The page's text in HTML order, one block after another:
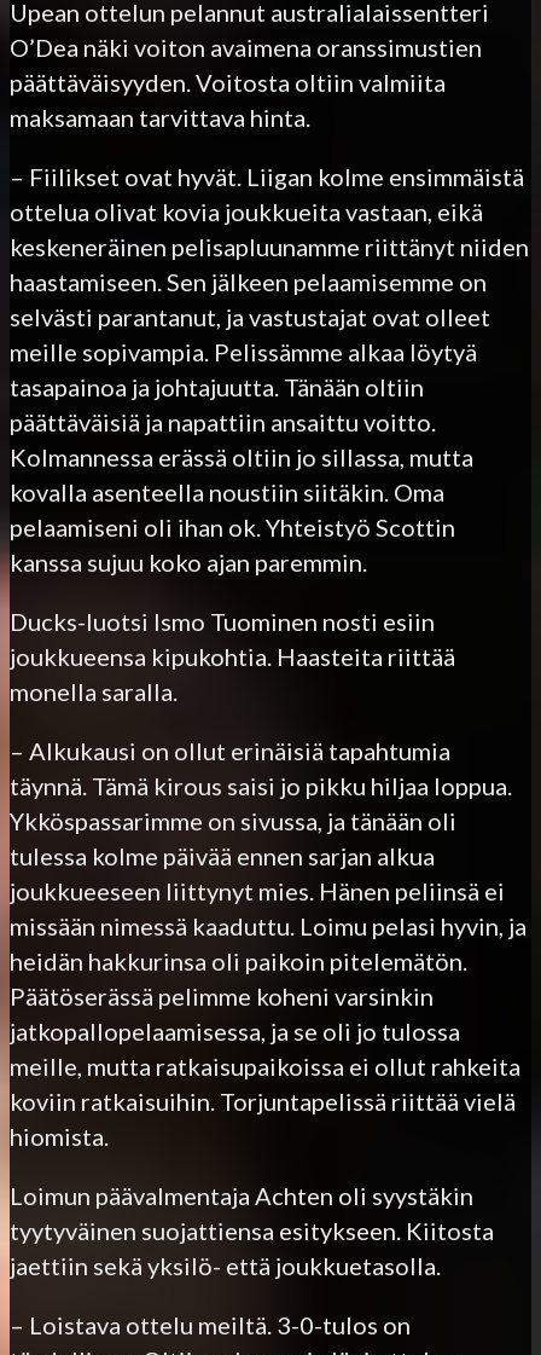
Upean ottelun pelannut australialaissentteri
O’Dea näki voiton avaimena oranssimustien
päättäväisyyden. Voitosta oltiin valmiita
maksamaan tarvittava hinta.
– Fiilikset ovat hyvät. Liigan kolme ensimmäistä
ottelua olivat kovia joukkueita vastaan, eikä
keskeneräinen pelisapluunamme riittänyt niiden
haastamiseen. Sen jälkeen pelaamisemme on
selvästi parantanut, ja vastustajat ovat olleet
meille sopivampia. Pelissämme alkaa löytyä
tasapainoa ja johtajuutta. Tänään oltiin
päättäväisiä ja napattiin ansaittu voitto.
Kolmannessa erässä oltiin jo sillassa, mutta
kovalla asenteella noustiin siitäkin. Oma
pelaamiseni oli ihan ok. Yhteistyö Scottin
kanssa sujuu koko ajan paremmin.
Ducks-luotsi Ismo Tuominen nosti esiin
joukkueensa kipukohtia. Haasteita riittää
monella saralla.
– Alkukausi on ollut erinäisiä tapahtumia
täynnä. Tämä kirous saisi jo pikku hiljaa loppua.
Ykköspassarimme on sivussa, ja tänään oli
tulessa kolme päivää ennen sarjan alkua
joukkueeseen liittynyt mies. Hänen peliinsä ei
missään nimessä kaaduttu. Loimu pelasi hyvin, ja
heidän hakkurinsa oli paikoin pitelemätön.
Päätöserässä pelimme koheni varsinkin
jatkopallopelaamisessa, ja se oli jo tulossa
meille, mutta ratkaisupaikoissa ei ollut rahkeita
koviin ratkaisuihin. Torjuntapelissä riittää vielä
hiomista.
Loimun päävalmentaja Achten oli syystäkin
tyytyväinen suojattiensa esitykseen. Kiitosta
jaettiin sekä yksilö- että joukkuetasolla.
– Loistava ottelu meiltä. 3-0-tulos on